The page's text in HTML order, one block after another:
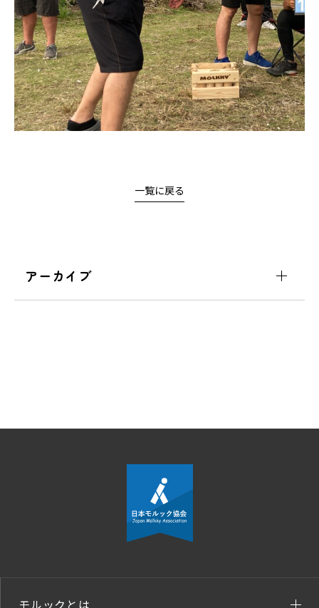
一覧に戻る
アーカイブ
モルックとは